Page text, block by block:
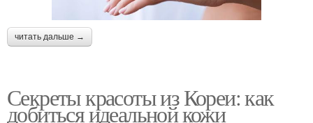
читать дальше →
Секреты красоты из Кореи: как
добиться идеальной кожи